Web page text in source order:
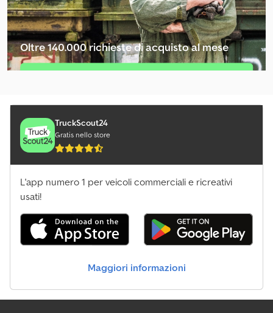
Oltre 140.000 richieste di acquisto al mese
Selezioni il pacchetto pubblicitario per
TruckScout24
Gratis nello store
L'app numero 1 per veicoli commerciali e ricreativi
usati!
Maggiori informazioni